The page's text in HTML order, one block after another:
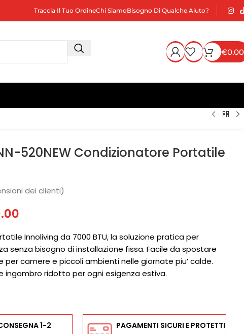
Traccia Il Tuo OrdineChi SiamoBisogno Di Qualche Aiuto?
€0.00
520NEW Condizionatore Portatile
dei clienti)
Innoliving da 7000 BTU, la soluzione pratica per
senza bisogno di installazione fissa. Facile da spostare
per camere e piccoli ambienti nelle giornate piu’ calde.
ingombro ridotto per ogni esigenza estiva.
1-2
PAGAMENTI SICURI E PROTETTI